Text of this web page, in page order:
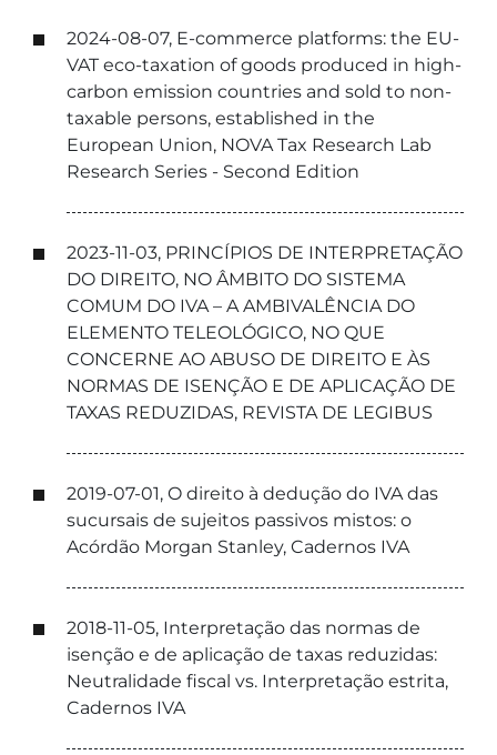
2024-08-07, E-commerce platforms: the EU-
VAT eco-taxation of goods produced in high-
carbon emission countries and sold to non-
taxable persons, established in the
European Union, NOVA Tax Research Lab
Research Series - Second Edition
2023-11-03, PRINCÍPIOS DE INTERPRETAÇÃO
DO DIREITO, NO ÂMBITO DO SISTEMA
COMUM DO IVA – A AMBIVALÊNCIA DO
ELEMENTO TELEOLÓGICO, NO QUE
CONCERNE AO ABUSO DE DIREITO E ÀS
NORMAS DE ISENÇÃO E DE APLICAÇÃO DE
TAXAS REDUZIDAS, REVISTA DE LEGIBUS
2019-07-01, O direito à dedução do IVA das
sucursais de sujeitos passivos mistos: o
Acórdão Morgan Stanley, Cadernos IVA
2018-11-05, Interpretação das normas de
isenção e de aplicação de taxas reduzidas:
Neutralidade fiscal vs. Interpretação estrita,
Cadernos IVA